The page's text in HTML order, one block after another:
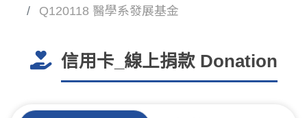
Q120118 醫學系發展基金
信用卡_線上捐款 Donation